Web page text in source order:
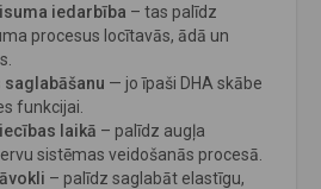
iedarbība – tas palīdz
procesus locītavās, ādā un
— jo īpaši DHA skābe
funkcijai.
laikā – palīdz augļa
sistēmas veidošanās procesā.
– palīdz saglabāt elastīgu,